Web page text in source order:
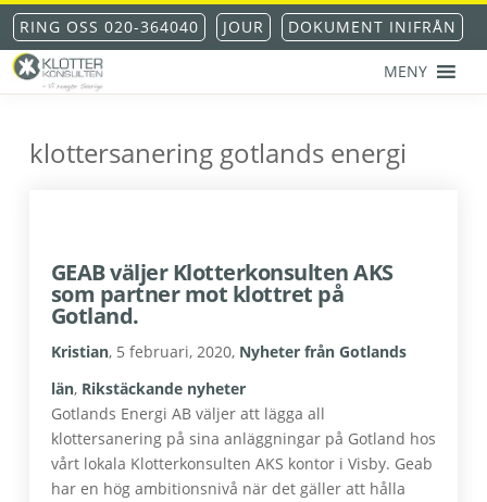
Hoppa
till
huvudnavigering
Hoppa
till
huvudinnehåll
Hoppa
till
det
primära
Hoppa
till
sidfot
RING OSS 020-364040 JOUR DOKUMENT INIFRÅN
klotterskydd
MENY
klottersanering gotlands energi
GEAB väljer Klotterkonsulten AKS
som partner mot klottret på
Gotland.
Kristian, 5 februari, 2020, Nyheter från Gotlands
län, Rikstäckande nyheter
Gotlands Energi AB väljer att lägga all
klottersanering på sina anläggningar på Gotland hos
vårt lokala Klotterkonsulten AKS kontor i Visby. Geab
har en hög ambitionsnivå när det gäller att hålla